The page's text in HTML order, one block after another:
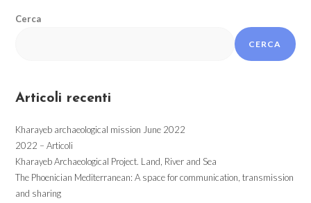
Cerca
CERCA
Articoli recenti
Kharayeb archaeological mission June 2022
2022 – Articoli
Kharayeb Archaeological Project. Land, River and Sea
The Phoenician Mediterranean: A space for communication, transmission
and sharing